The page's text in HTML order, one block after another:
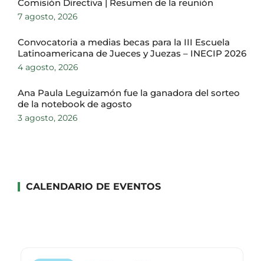
Comisión Directiva | Resumen de la reunión
7 agosto, 2026
Convocatoria a medias becas para la III Escuela
Latinoamericana de Jueces y Juezas – INECIP 2026
4 agosto, 2026
Ana Paula Leguizamón fue la ganadora del sorteo
de la notebook de agosto
3 agosto, 2026
CALENDARIO DE EVENTOS